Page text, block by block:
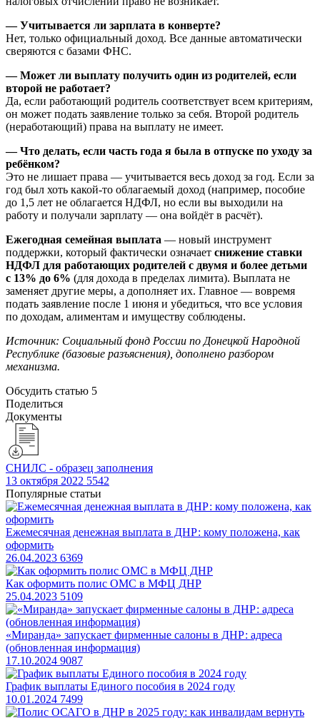
— Учитывается ли зарплата в конверте?
Нет, только официальный доход. Все данные автоматически
сверяются с базами ФНС.
— Может ли выплату получить один из родителей, если
второй не работает?
Да, если работающий родитель соответствует всем критериям,
он может подать заявление только за себя. Второй родитель
(неработающий) права на выплату не имеет.
— Что делать, если часть года я была в отпуске по уходу за
ребёнком?
Это не лишает права — учитывается весь доход за год. Если за
год был хоть какой-то облагаемый доход (например, пособие
до 1,5 лет не облагается НДФЛ, но если вы выходили на
работу и получали зарплату — она войдёт в расчёт).
Ежегодная семейная выплата — новый инструмент
поддержки, который фактически означает снижение ставки
НДФЛ для работающих родителей с двумя и более детьми
с 13% до 6% (для дохода в пределах лимита). Выплата не
заменяет другие меры, а дополняет их. Главное — вовремя
подать заявление после 1 июня и убедиться, что все условия
по доходам, алиментам и имуществу соблюдены.
Источник: Социальный фонд России по Донецкой Народной
Республике (базовые разъяснения), дополнено разбором
механизма.
Обсудить статью 5
Поделиться
Документы
СНИЛС - образец заполнения
13 октября 2022 5542
Популярные статьи
Ежемесячная денежная выплата в ДНР: кому положена, как
оформить
26.04.2023 6369
Как оформить полис ОМС в МФЦ ДНР
25.04.2023 5109
«Миранда» запускает фирменные салоны в ДНР: адреса
(обновленная информация)
17.10.2024 9087
​График выплаты Единого пособия в 2024 году
10.01.2024 7499